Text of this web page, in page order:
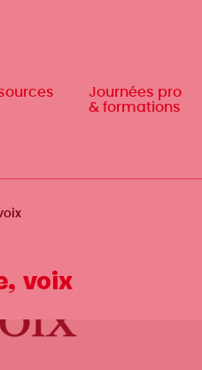
Journées pro
& formations
Journées pro
& formations
voix